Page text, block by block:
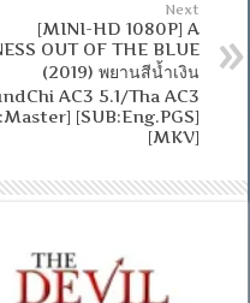
Next
[MINI-HD 1080P] A
OUT OF THE BLUE
(2019) พยานสีน้ำเงิน
AC3 5.1/Tha AC3
[SUB:Eng.PGS]
[MKV]